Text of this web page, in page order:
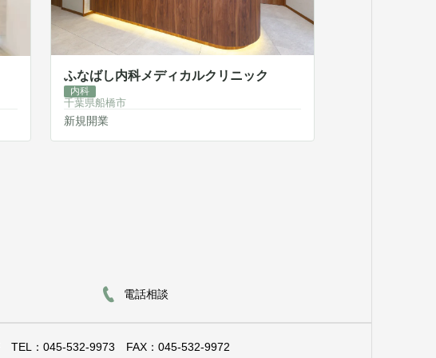
ふなばし内科メディカルクリニック
内科
千葉県船橋市
新規開業
電話相談
TEL：045-532-9973 FAX：045-532-9972